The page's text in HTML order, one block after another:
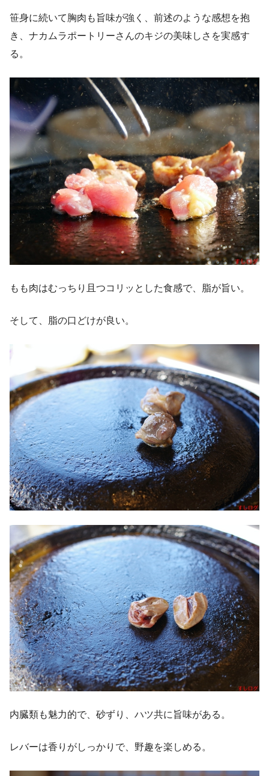
笹身に続いて胸肉も旨味が強く、前述のような感想を抱
き、ナカムラポートリーさんのキジの美味しさを実感す
る。
もも肉はむっちり且つコリッとした食感で、脂が旨い。
そして、脂の口どけが良い。
内臓類も魅力的で、砂ずり、ハツ共に旨味がある。
レバーは香りがしっかりで、野趣を楽しめる。